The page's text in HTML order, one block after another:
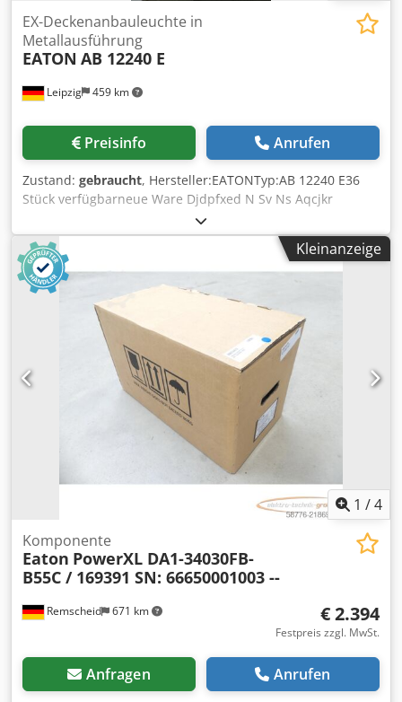
Leipzig 459 km
EX-Deckenanbauleuchte in
Metallausführung
EATON AB 12240 E
Preisinfo Anrufen
Zustand: gebraucht, Hersteller:EATONTyp:AB 12240 E36
Stück verfügbarneue Ware Djdpfxed N Sv Ns Aqcjkr
Kleinanzeige
1 /4
Remscheid 671 km
Komponente
Eaton PowerXL DA1-34030FB-
B55C / 169391 SN: 66650001003 --
€ 2.394
Festpreis zzgl. MwSt.
Anfragen Anrufen